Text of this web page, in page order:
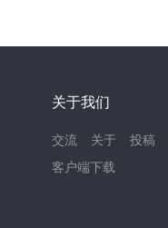
关于我们
交流 关于
投稿
客户端下载